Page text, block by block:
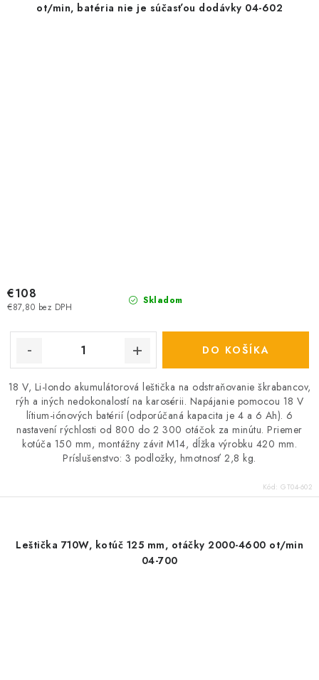
ot/min, batéria nie je súčasťou dodávky 04-602
Skladom
€87,80 bez DPH
€108
DO KOŠÍKA
18 V, Li-Iondo akumulátorová leštička na odstraňovanie škrabancov,
rýh a iných nedokonalostí na karosérii. Napájanie pomocou 18 V
lítium-iónových batérií (odporúčaná kapacita je 4 a 6 Ah). 6
nastavení rýchlosti od 800 do 2 300 otáčok za minútu. Priemer
kotúča 150 mm, montážny závit M14, dĺžka výrobku 420 mm.
Príslušenstvo: 3 podložky, hmotnosť 2,8 kg.
Kód: GT04-602
Leštička 710W, kotúč 125 mm, otáčky 2000-4600 ot/min
04-700